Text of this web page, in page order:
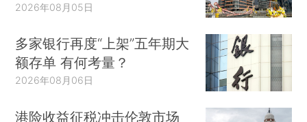
2026年08月05日
多家银行再度“上架”五年期大
额存单 有何考量？
2026年08月06日
港险收益征税冲击伦敦市场